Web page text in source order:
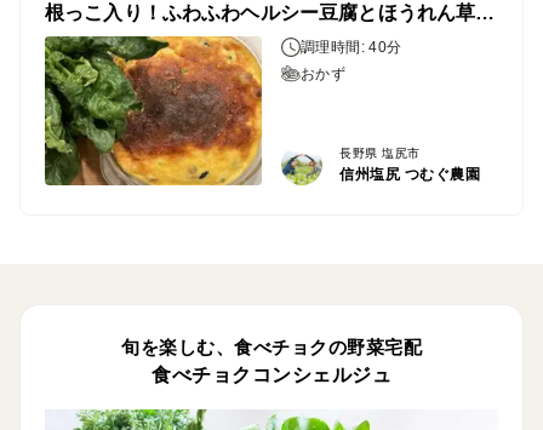
根っこ入り！ふわふわヘルシー豆腐とほうれん草のキッシュ
調理時間: 40分
おかず
長野県 塩尻市
信州塩尻 つむぐ農園
旬を楽しむ、食べチョクの野菜宅配
食べチョクコンシェルジュ